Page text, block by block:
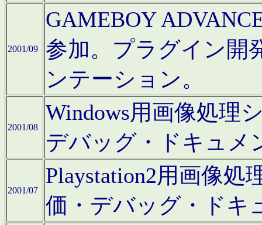
2001/09
GAMEBOY
参加。プラグイン開
ンテーション。
2001/08
Windows用画像処理
デバッグ・ドキュメ
2001/07
Playstation2用画像
価・デバッグ・ドキ